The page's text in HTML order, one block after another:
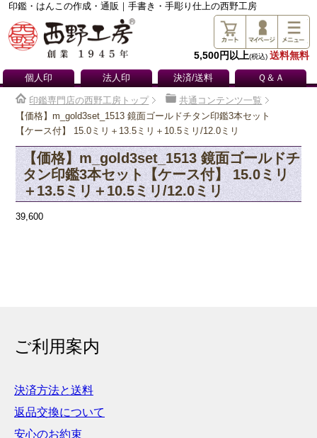
印鑑・はんこの作成・通販｜手書き・手彫り仕上の西野工房
5,500円以上(税込) 送料無料
個人印 法人印 決済/送料 Ｑ＆Ａ
印鑑専門店の西野工房トップ
共通コンテンツ一覧
【価格】m_gold3set_1513 鏡面ゴールドチタン印鑑3本セット
【ケース付】 15.0ミリ＋13.5ミリ＋10.5ミリ/12.0ミリ
【価格】m_gold3set_1513 鏡面ゴールドチ
タン印鑑3本セット【ケース付】 15.0ミリ
＋13.5ミリ＋10.5ミリ/12.0ミリ
39,600
ご利用案内
決済方法と送料
返品交換について
安心のお約束